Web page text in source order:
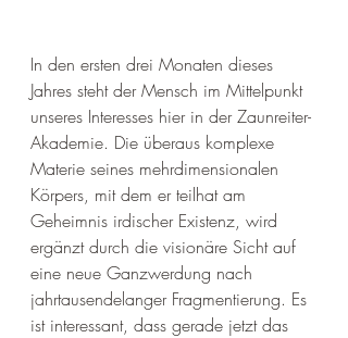
In den ersten drei Monaten dieses
Jahres steht der Mensch im Mittelpunkt
unseres Interesses hier in der Zaunreiter-
Akademie. Die überaus komplexe
Materie seines mehrdimensionalen
Körpers, mit dem er teilhat am
Geheimnis irdischer Existenz, wird
ergänzt durch die visionäre Sicht auf
eine neue Ganzwerdung nach
jahrtausendelanger Fragmentierung. Es
ist interessant, dass gerade jetzt das